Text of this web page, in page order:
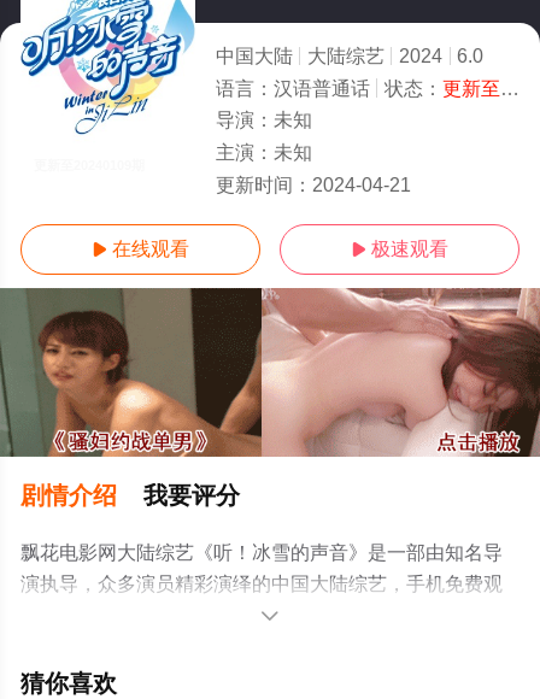
中国大陆 大陆综艺 2024
6.0
语言： 汉语普通话 状态： 更新至20240109期
导演： 未知
主演： 未知
更新时间： 2024-04-21
 在线观看  极速观看
剧情介绍 我要评分
飘花电影网大陆综艺《听！冰雪的声音》是一部由知名导
演执导，众多演员精彩演绎的中国大陆综艺，手机免费观
看高清未删减完整版综艺节目就上飘花影院，更多相关信

猜你喜欢